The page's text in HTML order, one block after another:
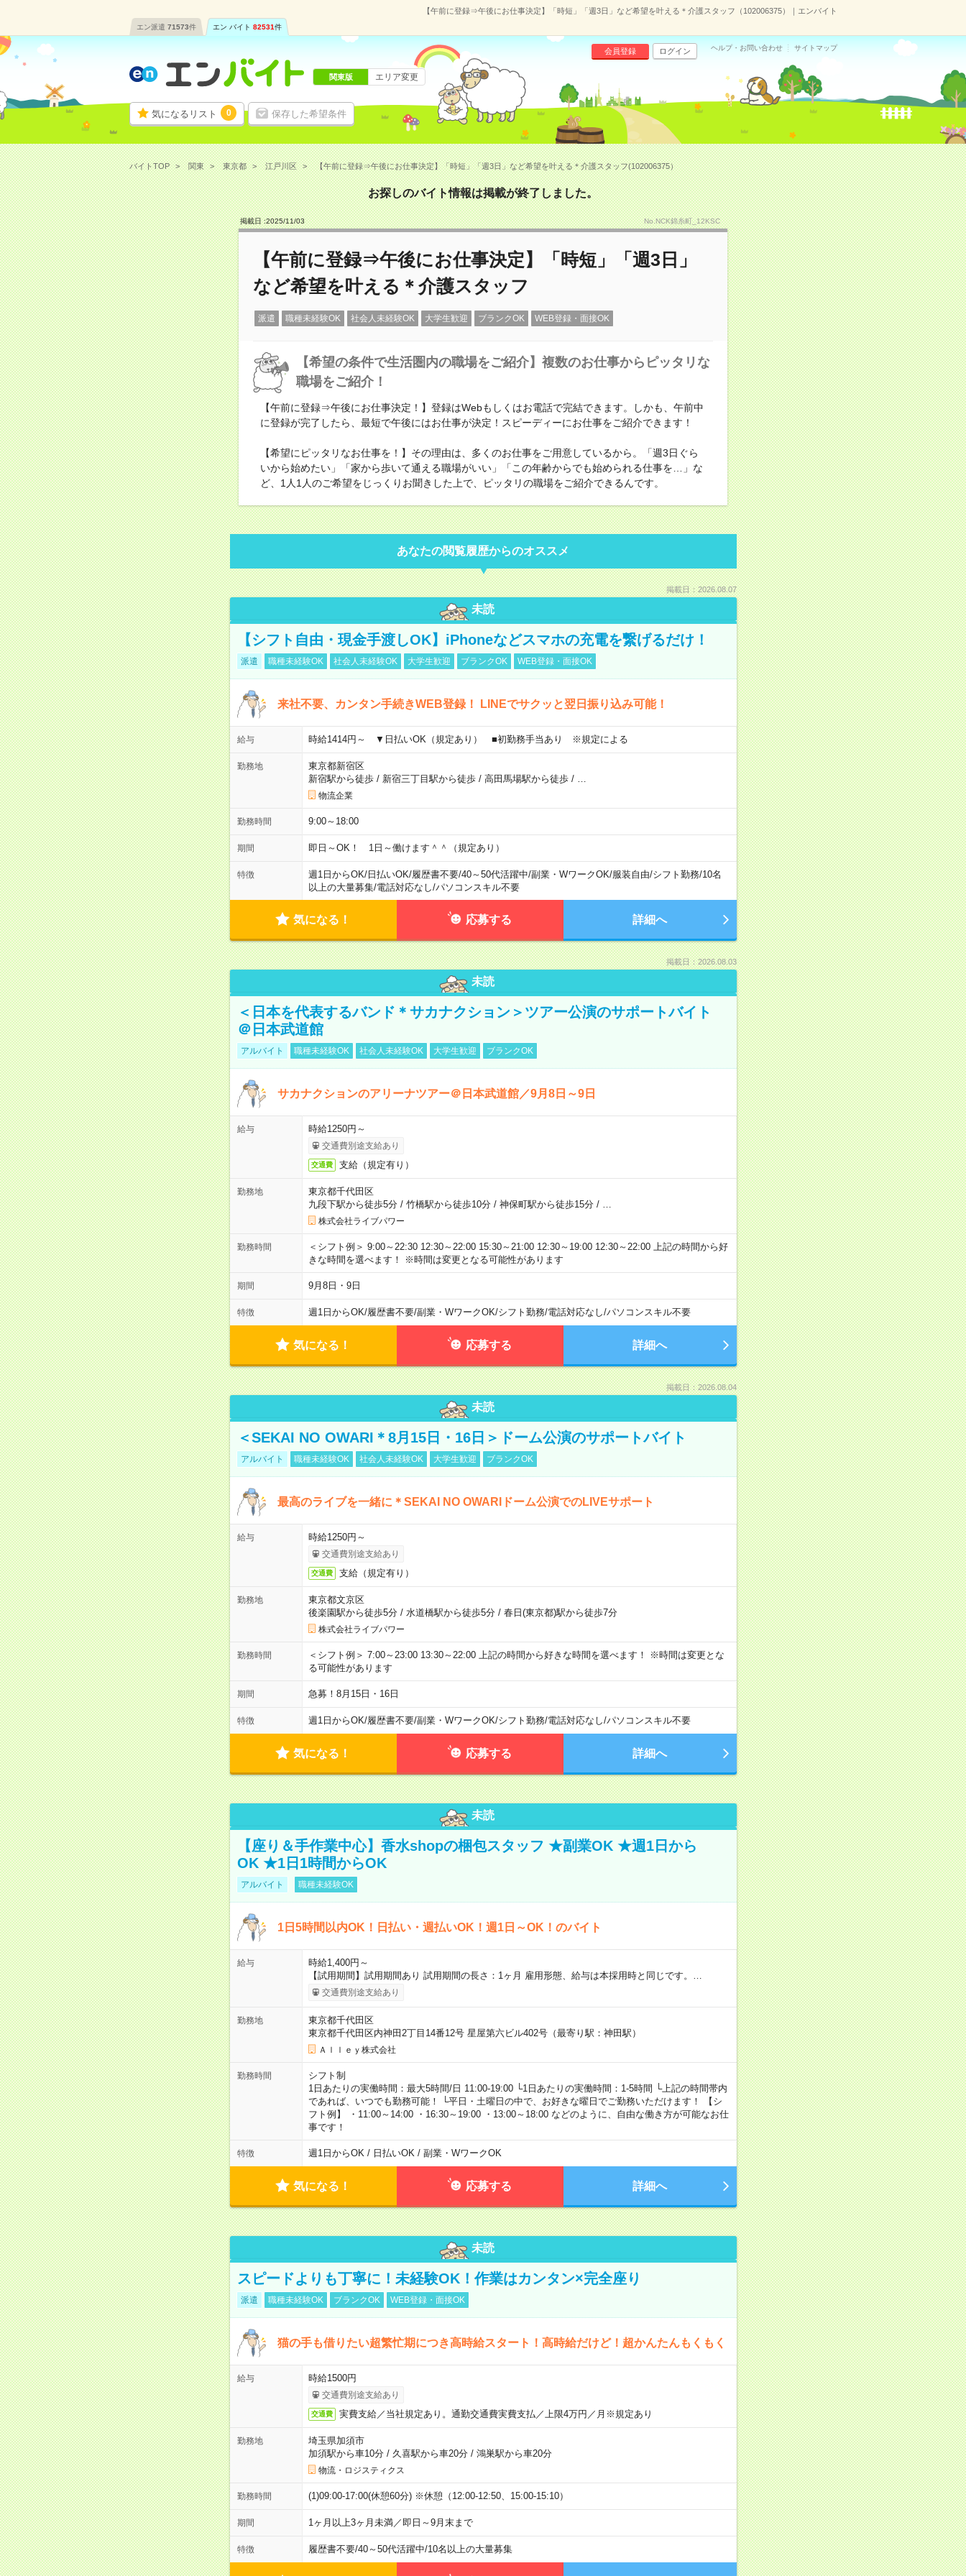
【午前に登録⇒午後にお仕事決定】「時短」「週3日」など希望を叶える＊介護スタッフ（102006375）｜エンバイト
エン派遣 71573件 エン バイト 82531件
気になるリスト 0 保存した希望条件
会員登録 ログイン ヘルプ・お問い合わせ サイトマップ
関東版 エリア変更
バイトTOP 関東 東京都 江戸川区 【午前に登録⇒午後にお仕事決定】「時短」「週3日」など希望を叶える＊介護スタッフ(102006375）
お探しのバイト情報は掲載が終了しました。
掲載日 :2025/11/03 No.NCK錦糸町_12KSC
【午前に登録⇒午後にお仕事決定】「時短」「週3日」
など希望を叶える＊介護スタッフ
派遣 職種未経験OK 社会人未経験OK 大学生歓迎 ブランクOK WEB登録・面接OK
【希望の条件で生活圏内の職場をご紹介】複数のお仕事からピッタリな
職場をご紹介！
【午前に登録⇒午後にお仕事決定！】登録はWebもしくはお電話で完結できます。しかも、午前中
に登録が完了したら、最短で午後にはお仕事が決定！スピーディーにお仕事をご紹介できます！
【希望にピッタリなお仕事を！】その理由は、多くのお仕事をご用意しているから。「週3日ぐら
いから始めたい」「家から歩いて通える職場がいい」「この年齢からでも始められる仕事を…」な
ど、1人1人のご希望をじっくりお聞きした上で、ピッタリの職場をご紹介できるんです。
あなたの閲覧履歴からのオススメ
掲載日：2026.08.07
未読
【シフト自由・現金手渡しOK】iPhoneなどスマホの充電を繋げるだけ！
派遣 職種未経験OK 社会人未経験OK 大学生歓迎 ブランクOK WEB登録・面接OK
来社不要、カンタン手続きWEB登録！ LINEでサクッと翌日振り込み可能！
給与 時給1414円～ ▼日払いOK（規定あり） ■初勤務手当あり ※規定による
勤務地
東京都新宿区
新宿駅から徒歩/ 新宿三丁目駅から徒歩/ 高田馬場駅から徒歩/
物流企業
勤務時間 9:00～18:00
期間 即日～OK！ 1日～働けます＾＾（規定あり）
特徴 週1日からOK/日払いOK/履歴書不要/40～50代活躍中/副業・WワークOK/服装自由/シフト勤務/10名
以上の大量募集/電話対応なし/パソコンスキル不要
気になる！ 応募する 詳細へ
掲載日：2026.08.03
未読
＜日本を代表するバンド＊サカナクション＞ツアー公演のサポートバイト
＠日本武道館
アルバイト 職種未経験OK 社会人未経験OK 大学生歓迎 ブランクOK
サカナクションのアリーナツアー＠日本武道館／9月8日～9日
給与 時給1250円～
交通費別途支給あり
交通費 支給（規定有り）
勤務地
東京都千代田区
九段下駅から徒歩5分/ 竹橋駅から徒歩10分/ 神保町駅から徒歩15分/
株式会社ライブパワー
勤務時間
＜シフト例＞ 9:00～22:30 12:30～22:00 15:30～21:00 12:30～19:00 12:30～22:00 上記の時間から好
きな時間を選べます！ ※時間は変更となる可能性があります
期間 9月8日・9日
特徴 週1日からOK/履歴書不要/副業・WワークOK/シフト勤務/電話対応なし/パソコンスキル不要
気になる！ 応募する 詳細へ
掲載日：2026.08.04
未読
＜SEKAI NO OWARI＊8月15日・16日＞ドーム公演のサポートバイト
アルバイト 職種未経験OK 社会人未経験OK 大学生歓迎 ブランクOK
最高のライブを一緒に＊SEKAI NO OWARIドーム公演でのLIVEサポート
給与 時給1250円～
交通費別途支給あり
交通費 支給（規定有り）
勤務地
東京都文京区
後楽園駅から徒歩5分/ 水道橋駅から徒歩5分/ 春日(東京都)駅から徒歩7分
株式会社ライブパワー
勤務時間
＜シフト例＞ 7:00～23:00 13:30～22:00 上記の時間から好きな時間を選べます！ ※時間は変更とな
る可能性があります
期間 急募！8月15日・16日
特徴 週1日からOK/履歴書不要/副業・WワークOK/シフト勤務/電話対応なし/パソコンスキル不要
気になる！ 応募する 詳細へ
未読
【座り＆手作業中心】香水shopの梱包スタッフ ★副業OK ★週1日から
OK ★1日1時間からOK
アルバイト 職種未経験OK
1日5時間以内OK！日払い・週払いOK！週1日～OK！のバイト
給与
時給1,400円～
【試用期間】試用期間あり 試用期間の長さ：1ヶ月 雇用形態、給与は本採用時と同じです。…
交通費別途支給あり
勤務地
東京都千代田区
東京都千代田区内神田2丁目14番12号 星屋第六ビル402号（最寄り駅：神田駅）
Ａｌｌｅｙ株式会社
勤務時間
シフト制
1日あたりの実働時間：最大5時間/日 11:00-19:00 └1日あたりの実働時間：1-5時間 └上記の時間帯内
であれば、いつでも勤務可能！ └平日・土曜日の中で、お好きな曜日でご勤務いただけます！ 【シ
フト例】 ・11:00～14:00 ・16:30～19:00 ・13:00～18:00 などのように、自由な働き方が可能なお仕
事です！
特徴 週1日からOK / 日払いOK / 副業・WワークOK
気になる！ 応募する 詳細へ
未読
スピードよりも丁寧に！未経験OK！作業はカンタン×完全座り
派遣 職種未経験OK ブランクOK WEB登録・面接OK
猫の手も借りたい超繁忙期につき高時給スタート！高時給だけど！超かんたんもくもく
給与 時給1500円
交通費別途支給あり
交通費 実費支給／当社規定あり。通勤交通費実費支払／上限4万円／月※規定あり
勤務地
埼玉県加須市
加須駅から車10分/ 久喜駅から車20分/ 鴻巣駅から車20分
物流・ロジスティクス
勤務時間 (1)09:00-17:00(休憩60分) ※休憩（12:00-12:50、15:00-15:10）
期間 1ヶ月以上3ヶ月未満／即日～9月末まで
特徴 履歴書不要/40～50代活躍中/10名以上の大量募集